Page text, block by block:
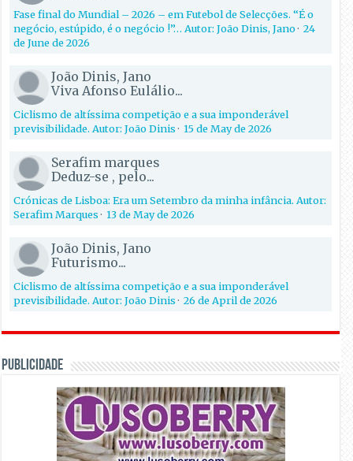
Fase final do Mundial – 2026 – em Futebol de Selecções. “É o
negócio, estúpido, é o negócio !”… Autor: João Dinis, Jano·24
de June de 2026
João Dinis, Jano
Viva Afonso Eulálio...
Ciclismo de altíssima competição e a sua imponderável
previsibilidade. Autor: João Dinis·15 de May de 2026
Serafim marques
Deduz-se , pelo...
Crónicas de Lisboa: Era um Setembro da minha infância. Autor:
Serafim Marques·13 de May de 2026
João Dinis, Jano
Futurismo...
Ciclismo de altíssima competição e a sua imponderável
previsibilidade. Autor: João Dinis·26 de April de 2026
PUBLICIDADE